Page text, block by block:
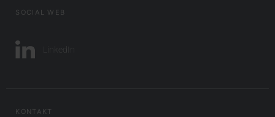
SOCIAL WEB
LinkedIn
KONTAKT